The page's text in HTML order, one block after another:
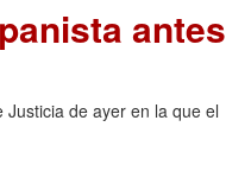
antes
de ayer en la que el